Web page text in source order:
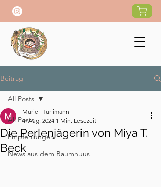
Beitrag
All Posts
Empfehlungen
News aus dem Baumhuus
All Posts
Die Perlenjägerin von Miya T.
Beck
Muriel Hürlimann
4. Aug. 2024 1 Min. Lesezeit